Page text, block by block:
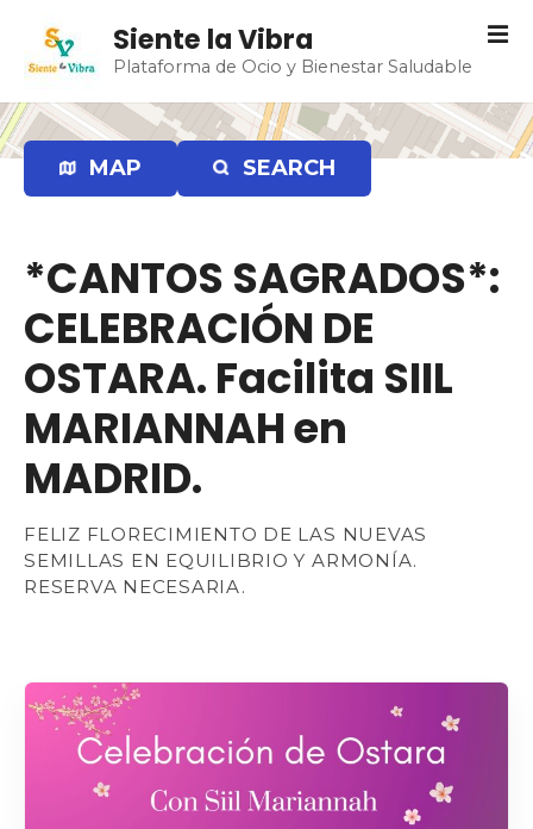
t
a
r
Siente la Vibra
Plataforma de Ocio y Bienestar Saludable
MAP SEARCH
*CANTOS SAGRADOS*:
CELEBRACIÓN DE
OSTARA. Facilita SIIL
MARIANNAH en
MADRID.
FELIZ FLORECIMIENTO DE LAS NUEVAS
SEMILLAS EN EQUILIBRIO Y ARMONÍA.
RESERVA NECESARIA.